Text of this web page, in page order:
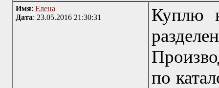
Имя: Елена
Дата: 23.05.2016 21:30:31
Куплю
по